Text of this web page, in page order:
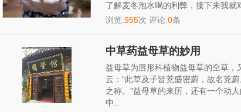
了解麦冬泡水喝的利弊，接下来我就
浏览:955次 评论:0条
中草药益母草的妙用
益母草为唇形科植物益母草的全草，
云：“此草及子皆茺盛密蔚，故名茺
之称。”益母草的来历，还有一个动
中..